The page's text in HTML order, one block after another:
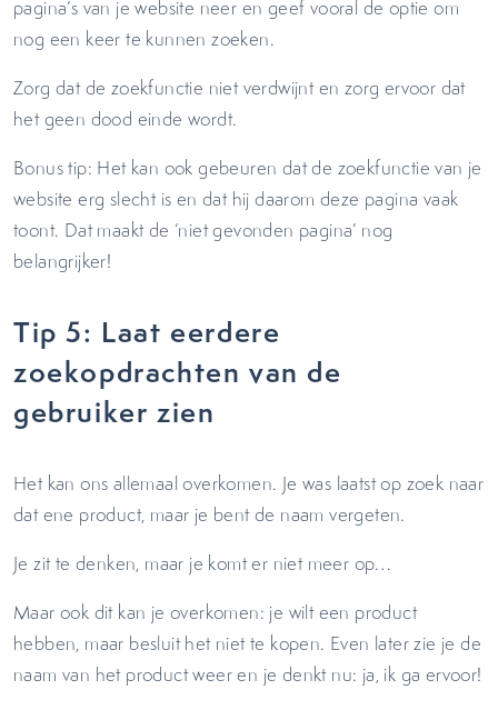
pagina’s van je website neer en geef vooral de optie om
nog een keer te kunnen zoeken.
Zorg dat de zoekfunctie niet verdwijnt en zorg ervoor dat
het geen dood einde wordt.
Bonus tip: Het kan ook gebeuren dat de zoekfunctie van je
website erg slecht is en dat hij daarom deze pagina vaak
toont. Dat maakt de ‘niet gevonden pagina’ nog
belangrijker!
Tip 5: Laat eerdere
zoekopdrachten van de
gebruiker zien
Het kan ons allemaal overkomen. Je was laatst op zoek naar
dat ene product, maar je bent de naam vergeten.
Je zit te denken, maar je komt er niet meer op…
Maar ook dit kan je overkomen: je wilt een product
hebben, maar besluit het niet te kopen. Even later zie je de
naam van het product weer en je denkt nu: ja, ik ga ervoor!